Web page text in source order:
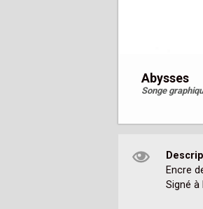
Abysses
Songe
Encre
Signé à